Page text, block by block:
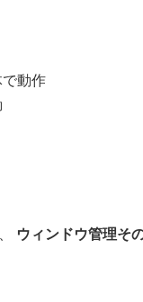
動作
ウィンドウ管理そ